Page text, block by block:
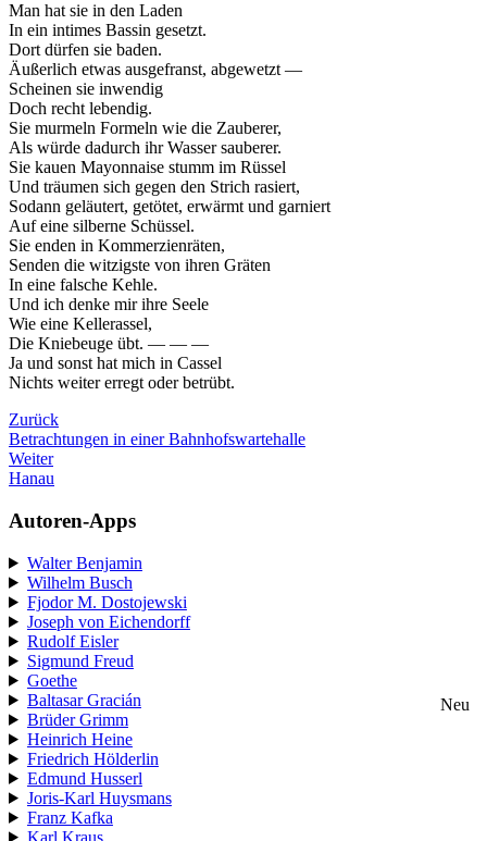
Man hat sie in den Laden
In ein intimes Bassin gesetzt.
Dort dürfen sie baden.
Äußerlich etwas ausgefranst, abgewetzt —
Scheinen sie inwendig
Doch recht lebendig.
Sie murmeln Formeln wie die Zauberer,
Als würde dadurch ihr Wasser sauberer.
Sie kauen Mayonnaise stumm im Rüssel
Und träumen sich gegen den Strich rasiert,
Sodann geläutert, getötet, erwärmt und garniert
Auf eine silberne Schüssel.
Sie enden in Kommerzienräten,
Senden die witzigste von ihren Gräten
In eine falsche Kehle.
Und ich denke mir ihre Seele
Wie eine Kellerassel,
Die Kniebeuge übt. — — —
Ja und sonst hat mich in Cassel
Nichts weiter erregt oder betrübt.
Zurück
Betrachtungen in einer Bahnhofswartehalle
Weiter
Hanau
Autoren-Apps
Walter Benjamin
Wilhelm Busch
Fjodor M. Dostojewski
Joseph von Eichendorff
Rudolf Eisler
Sigmund Freud
Goethe
Baltasar Gracián
Neu
Brüder Grimm
Heinrich Heine
Friedrich Hölderlin
Edmund Husserl
Joris-Karl Huysmans
Franz Kafka
Karl Kraus